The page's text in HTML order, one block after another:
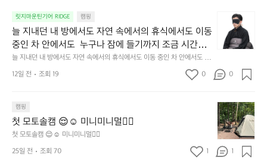
릿지마운틴기어 RIDGE 캠핑
늘 지내던 내 방에서도 자연 속에서의 휴식에서도 이동
중인 차 안에서도  누구나 잠에 들기까지 조금 시간이
걸리는 순간이 있습니다.  그럴 때는 차분하게 눈을 가
려보세요. 마치 암막 커튼을 조용히 내리듯이.  Polarte
c® Wind Pro™의 온기가 눈가를 포근히 감싸줍니다.
줍니다.  이 슬립 웜을 쓰는 것만으로 그곳은 나만의 밤
이 됩니다.  안녕히 주무세요.
늘 지내던 내 방에서도 자연 속에서의 휴식에서도 이동 중인 차 안에서도  누
구나 잠에 들기까지 조금 시간이 걸리는 순간이 있습니다.  그럴 때는 차분하
게 눈을 가려보세요. 마치 암막 커튼을 조용히 내리듯이.  Polartec® Wind
밤이 됩니다.  안녕히 주무세요.
내
던
방
도
자
연
속
에
12일 전 조회 19 0 0
캠핑
첫 모토솔캠 😌☺️ 미니미니멀👌🏼
첫 모토솔캠 😌☺️ 미니미니멀👌🏼
첫
모
토
솔
캠
25일 전 조회 70 1 1